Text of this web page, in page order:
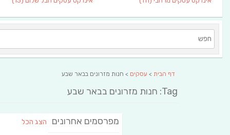
דף הבית > עסקים > חנות מזרונים בבאר שבע
Tag: חנות מזרונים בבאר שבע
מפרסמים אחרונים הצג הכל